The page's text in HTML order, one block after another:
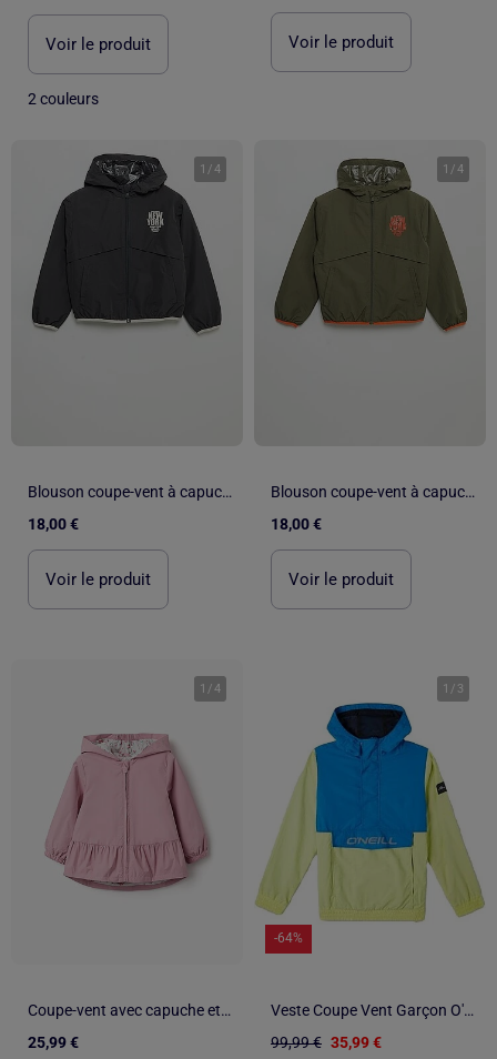
Voir le produit
2 couleurs
Voir le produit
1 /4
Blouson coupe-vent à capuche
18,00 €
Voir le produit
1 /4
Blouson coupe-vent à capuche
18,00 €
Voir le produit
1 /4
Coupe-vent avec capuche et ourlet à volants
25,99 €
1 / 3
-64%
Veste Coupe Vent Garçon O'Neill
99,99 € 35,99 €